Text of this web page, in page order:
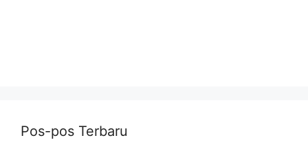
Pos-pos Terbaru